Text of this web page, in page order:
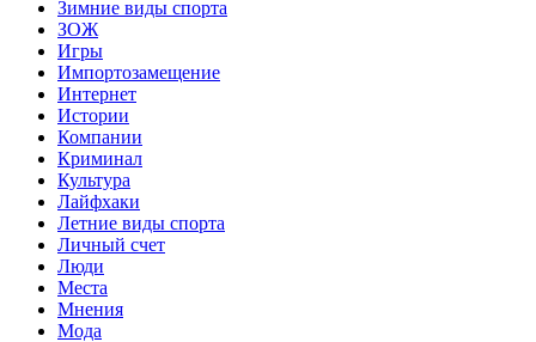
Зимние виды спорта
ЗОЖ
Игры
Импортозамещение
Интернет
Истории
Компании
Криминал
Культура
Лайфхаки
Летние виды спорта
Личный счет
Люди
Места
Мнения
Мода